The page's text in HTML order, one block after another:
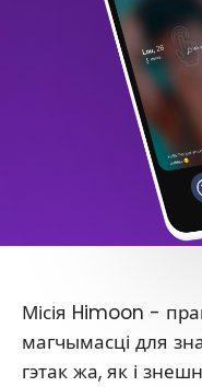
Місія Himoon -
магчымасці для
гэтак жа, як і